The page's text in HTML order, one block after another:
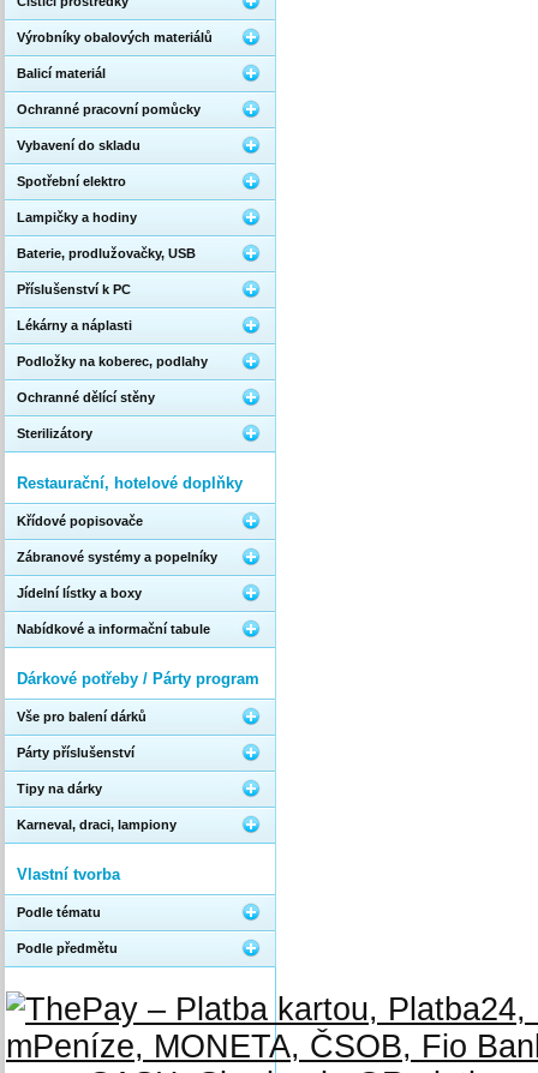
Výrobníky obalových materiálů
Balicí materiál
Ochranné pracovní pomůcky
Vybavení do skladu
Spotřební elektro
Lampičky a hodiny
Baterie, prodlužovačky, USB
Příslušenství k PC
Lékárny a náplasti
Podložky na koberec, podlahy
Ochranné dělící stěny
Sterilizátory
Restaurační, hotelové doplňky
Křídové popisovače
Zábranové systémy a popelníky
Jídelní lístky a boxy
Nabídkové a informační tabule
Dárkové potřeby / Párty program
Vše pro balení dárků
Párty příslušenství
Tipy na dárky
Karneval, draci, lampiony
Vlastní tvorba
Podle tématu
Podle předmětu